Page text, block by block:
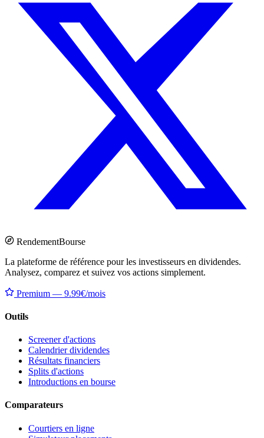
RendementBourse
La plateforme de référence pour les investisseurs en dividendes.
Analysez, comparez et suivez vos actions simplement.
Premium — 9.99€/mois
Outils
Screener d'actions
Calendrier dividendes
Résultats financiers
Splits d'actions
Introductions en bourse
Comparateurs
Courtiers en ligne